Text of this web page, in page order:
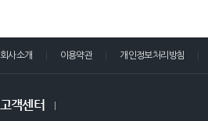
회사소개 이용약관 개인정보처리방침
고객센터